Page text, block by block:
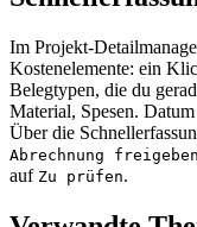
Im Projekt-
Kostenelemente: ein
Belegtypen, die du
Material, Spesen.
Über die
Abrechnung freigeben
auf Zu prüfen.